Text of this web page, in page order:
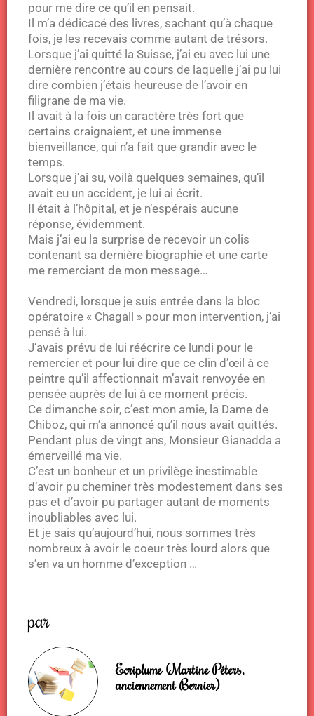
pour me dire ce qu’il en pensait.
Il m’a dédicacé des livres, sachant qu’à chaque
fois, je les recevais comme autant de trésors.
Lorsque j’ai quitté la Suisse, j’ai eu avec lui une
dernière rencontre au cours de laquelle j’ai pu lui
dire combien j’étais heureuse de l’avoir en
filigrane de ma vie.
Il avait à la fois un caractère très fort que
certains craignaient, et une immense
bienveillance, qui n’a fait que grandir avec le
temps.
Lorsque j’ai su, voilà quelques semaines, qu’il
avait eu un accident, je lui ai écrit.
Il était à l’hôpital, et je n’espérais aucune
réponse, évidemment.
Mais j’ai eu la surprise de recevoir un colis
contenant sa dernière biographie et une carte
me remerciant de mon message…
Vendredi, lorsque je suis entrée dans la bloc
opératoire « Chagall » pour mon intervention, j’ai
pensé à lui.
J’avais prévu de lui réécrire ce lundi pour le
remercier et pour lui dire que ce clin d’œil à ce
peintre qu’il affectionnait m’avait renvoyée en
pensée auprès de lui à ce moment précis.
Ce dimanche soir, c’est mon amie, la Dame de
Chiboz, qui m’a annoncé qu’il nous avait quittés.
Pendant plus de vingt ans, Monsieur Gianadda a
émerveillé ma vie.
C’est un bonheur et un privilège inestimable
d’avoir pu cheminer très modestement dans ses
pas et d’avoir pu partager autant de moments
inoubliables avec lui.
Et je sais qu’aujourd’hui, nous sommes très
nombreux à avoir le coeur très lourd alors que
s’en va un homme d’exception …
par
Ecriplume (Martine Péters,
anciennement Bernier)